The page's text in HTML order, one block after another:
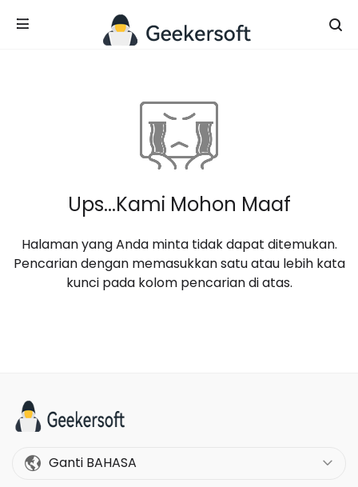
Ups...Kami Mohon Maaf
Halaman yang Anda minta tidak dapat ditemukan.
Pencarian dengan memasukkan satu atau lebih kata
kunci pada kolom pencarian di atas.
Ganti BAHASA